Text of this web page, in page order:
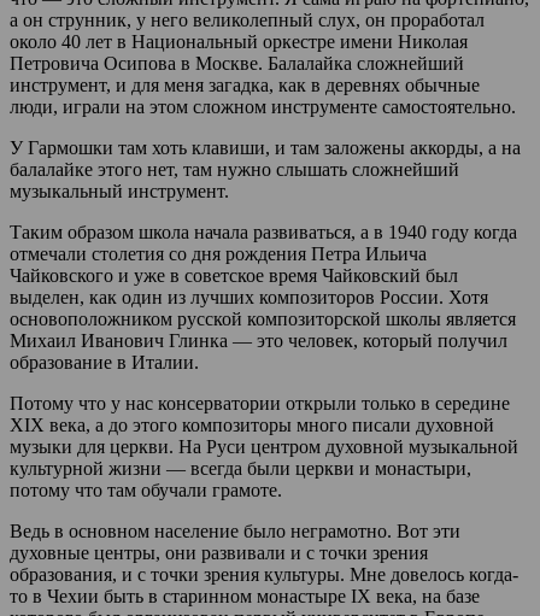
а он струнник, у него великолепный слух, он проработал
около 40 лет в Национальный оркестре имени Николая
Петровича Осипова в Москве. Балалайка сложнейший
инструмент, и для меня загадка, как в деревнях обычные
люди, играли на этом сложном инструменте самостоятельно.
У Гармошки там хоть клавиши, и там заложены аккорды, а на
балалайке этого нет, там нужно слышать сложнейший
музыкальный инструмент.
Таким образом школа начала развиваться, а в 1940 году когда
отмечали столетия со дня рождения Петра Ильича
Чайковского и уже в советское время Чайковский был
выделен, как один из лучших композиторов России. Хотя
основоположником русской композиторской школы является
Михаил Иванович Глинка — это человек, который получил
образование в Италии.
Потому что у нас консерватории открыли только в середине
XIX века, а до этого композиторы много писали духовной
музыки для церкви. На Руси центром духовной музыкальной
культурной жизни — всегда были церкви и монастыри,
потому что там обучали грамоте.
Ведь в основном население было неграмотно. Вот эти
духовные центры, они развивали и с точки зрения
образования, и с точки зрения культуры. Мне довелось когда-
то в Чехии быть в старинном монастыре IX века, на базе